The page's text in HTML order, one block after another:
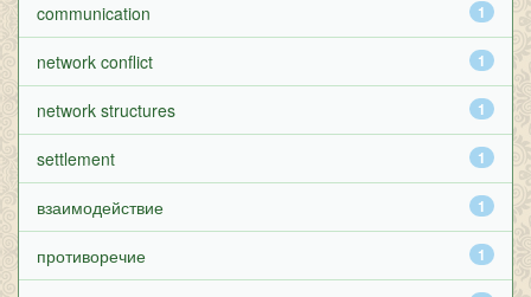
1
communication
1
network conflict
1
network structures
1
settlement
1
взаимодействие
1
противоречие